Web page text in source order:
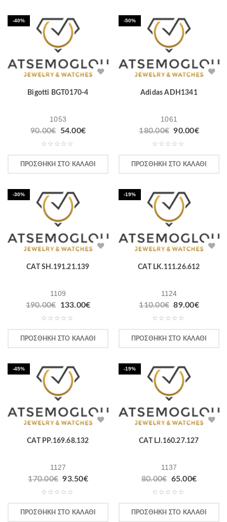
-40%
Bigotti BGT0170-4
1053
90.00€ 54.00€
ΠΡΟΣΘΉΚΗ ΣΤΟ ΚΑΛΆΘΙ
-50%
Adidas ADH1341
1061
180.00€ 90.00€
ΠΡΟΣΘΉΚΗ ΣΤΟ ΚΑΛΆΘΙ
-30%
CAT SH.191.21.139
1109
190.00€ 133.00€
ΠΡΟΣΘΉΚΗ ΣΤΟ ΚΑΛΆΘΙ
-19%
CAT LK.111.26.612
1124
110.00€ 89.00€
ΠΡΟΣΘΉΚΗ ΣΤΟ ΚΑΛΆΘΙ
-45%
CAT PP.169.68.132
1127
170.00€ 93.50€
ΠΡΟΣΘΉΚΗ ΣΤΟ ΚΑΛΆΘΙ
-19%
CAT LJ.160.27.127
1137
80.00€ 65.00€
ΠΡΟΣΘΉΚΗ ΣΤΟ ΚΑΛΆΘΙ